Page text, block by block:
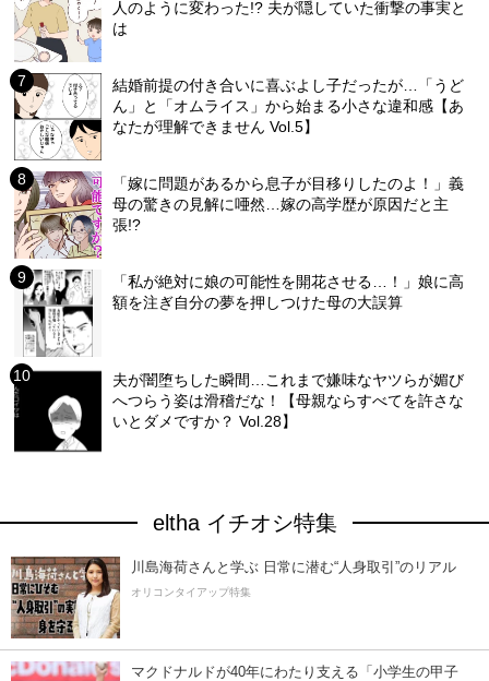
人のように変わった!? 夫が隠していた衝撃の事実と
は
結婚前提の付き合いに喜ぶよし子だったが…「うど
ん」と「オムライス」から始まる小さな違和感【あ
なたが理解できません Vol.5】
「嫁に問題があるから息子が目移りしたのよ！」義
母の驚きの見解に唖然…嫁の高学歴が原因だと主
張!?
「私が絶対に娘の可能性を開花させる…！」娘に高
額を注ぎ自分の夢を押しつけた母の大誤算
夫が闇堕ちした瞬間…これまで嫌味なヤツらが媚び
へつらう姿は滑稽だな！【母親ならすべてを許さな
いとダメですか？ Vol.28】
eltha イチオシ特集
川島海荷さんと学ぶ 日常に潜む“人身取引”のリアル
オリコンタイアップ特集
マクドナルドが40年にわたり支える「小学生の甲子